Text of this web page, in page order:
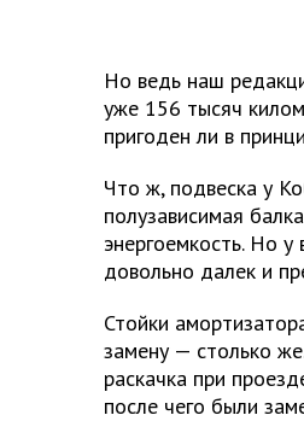
Но ведь наш
уже 156 тысяч
пригоден ли в
Что ж, подвеска у
полузависимая
энергоемкость. Но у
довольно далек и
Стойки
замену — столько
раскачка при
после чего были